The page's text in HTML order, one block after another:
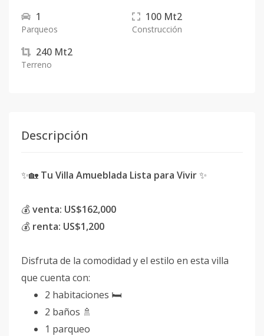
1
Parqueos
100 Mt2
Construcción
240 Mt2
Terreno
Descripción
✨🏡 Tu Villa Amueblada Lista para Vivir✨
💰venta: US$162,000
💰 renta: US$1,200
Disfruta de la comodidad y el estilo en esta villa
que cuenta con:
2 habitaciones 🛏️
2 baños 🚿
1 parqueo